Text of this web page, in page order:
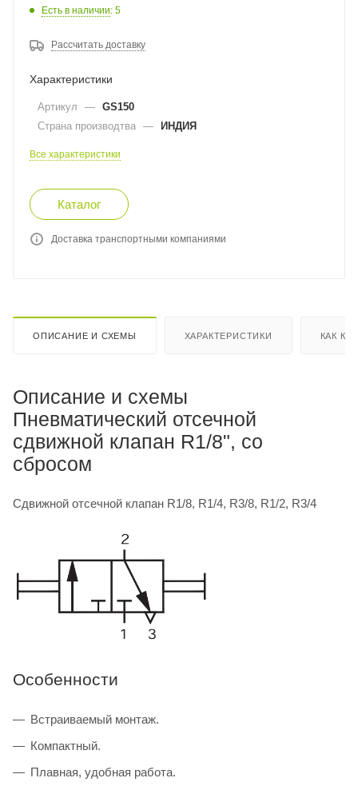
Есть в наличии: 5
Рассчитать доставку
Характеристики
Артикул — GS150
Страна производтва — ИНДИЯ
Все характеристики
Каталог
Доставка транспортными компаниями
ОПИСАНИЕ И СХЕМЫ ХАРАКТЕРИСТИКИ КАК
Описание и схемы
Пневматический отсечной
сдвижной клапан R1/8", со
сбросом
Сдвижной отсечной клапан R1/8, R1/4, R3/8, R1/2, R3/4
Особенности
Встраиваемый монтаж.
Компактный.
Плавная, удобная работа.